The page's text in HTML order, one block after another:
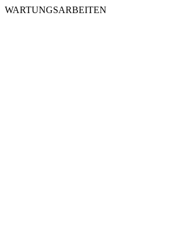
WARTUNGSARBEITEN